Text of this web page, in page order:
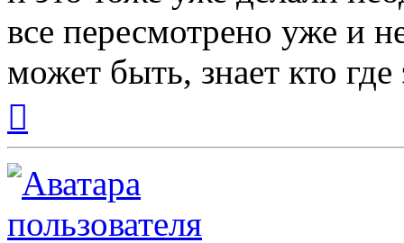
все пересмотрено уже и
может быть, знает кто
началу